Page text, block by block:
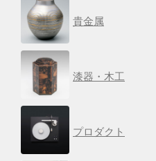
貴金属
漆器・木工
プロダクト